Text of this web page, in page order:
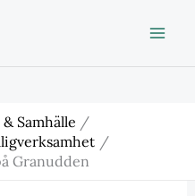
Samhälle
Granudden